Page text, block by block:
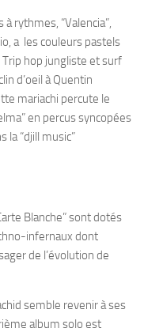
rythmes, “Valencia”,
a les couleurs pastels
Trip hop jungliste et surf
d’oeil à Quentin
mariachi percute le
en percus syncopées
la “djill music”
Blanche” sont dotés
infernaux dont
de l’évolution de
semble revenir à ses
album solo est